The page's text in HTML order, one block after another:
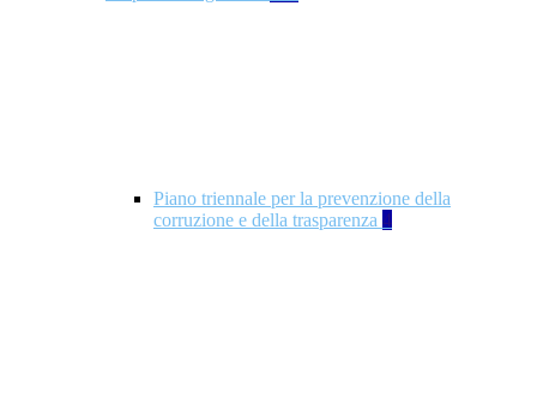
Piano triennale per la prevenzione della
corruzione e della trasparenza 4